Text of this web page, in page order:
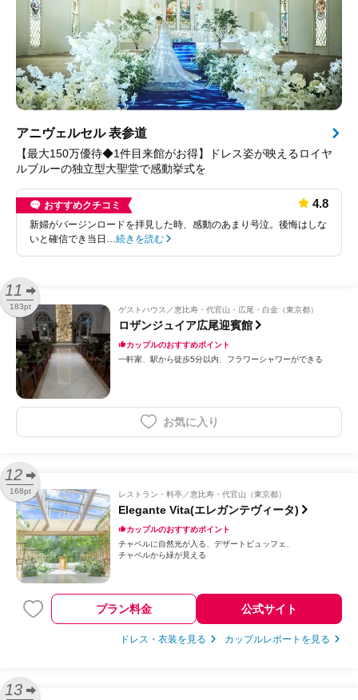
アニヴェルセル 表参道
【最大150万優待◆1件目来館がお得】ドレス姿が映えるロイヤ
ルブルーの独立型大聖堂で感動挙式を
おすすめクチコミ 4.8
新婦がバージンロードを拝見した時、感動のあまり号泣。後悔はしな
いと確信でき当日…続きを読む
11
183pt ゲストハウス 恵比寿・代官山・広尾・白金（東京都）
ロザンジュイア広尾迎賓館
カップルのおすすめポイント
一軒家
駅から徒歩5分以内 フラワーシャワーができる
お気に入り
12
168pt レストラン・料亭 恵比寿・代官山（東京都）
Elegante Vita(エレガンテヴィータ)
カップルのおすすめポイント
チャペルに自然光が入る
デザートビュッフェ
チャペルから緑が見える
プラン料金 公式サイト
ドレス・衣装を見る カップルレポートを見る
13